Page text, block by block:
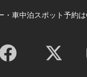
・車中泊スポット予約は